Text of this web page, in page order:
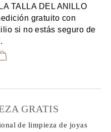
TALLA DEL ANILLO
gratuito con
si no estás seguro de
GRATIS
de limpieza de joyas